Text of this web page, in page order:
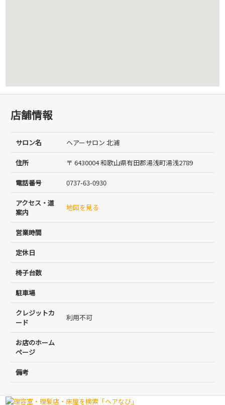
店舗情報
サロン名 ヘアーサロン 北浦
住所 〒 6430004 和歌山県有田郡湯浅町湯浅2789
電話番号 0737-63-0930
アクセス・道
案内
地図を見る
営業時間
定休日
椅子台数
駐車場
クレジットカ
ード
利用不可
お店のホーム
ページ
備考